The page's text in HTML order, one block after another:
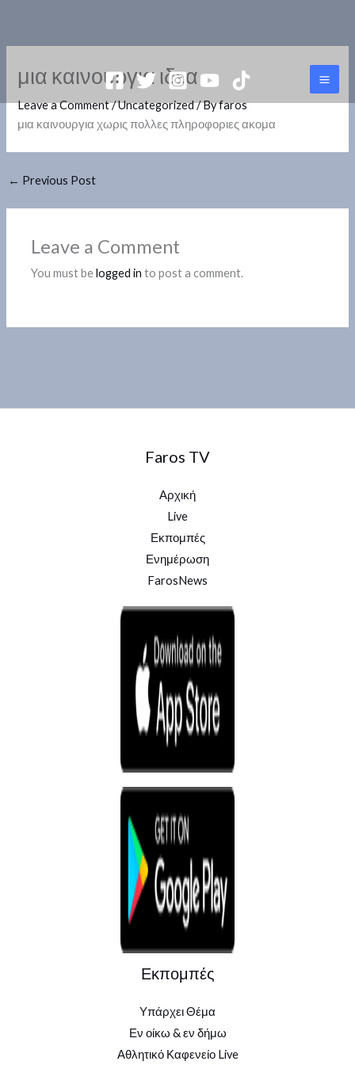
μια καινουργια ιδεα
Leave a Comment/Uncategorized/ Byfaros
μια καινουργια χωρις πολλες πληροφοριες ακομα
← Previous Post
Leave a Comment
You must belogged in to post a comment.
Faros TV
Αρχική
Live
Εκπομπές
Ενημέρωση
FarosNews
Εκπομπές
Υπάρχει Θέμα
Εν οίκω & εν δήμω
Αθλητικό Καφενείο Live